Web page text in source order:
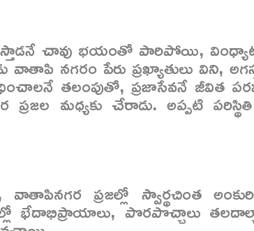
చావు భయంతో పారిపోయి,
వాతాపి నగరం పేరు ప్రఖ్యాతులు విని,
తలంపుతో, ప్రజాసేవనే జీవిత
మధ్యకు చేరాడు. అప్పటి
ప్రజల్లో స్వార్థచింత
భేదాభిప్రాయాలు, పొరపొచ్చాలు